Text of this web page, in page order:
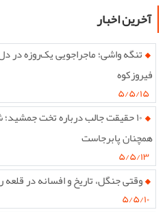
آخرین اخبار
تنگه واشی؛ ماجراجویی یک‌روزه در
فیروزکوه
۵/۵/۱۵
همچنان پابرجاست
۵/۵/۱۳
وقتی جنگل، تاریخ و افسانه در
۵/۵/۱۰